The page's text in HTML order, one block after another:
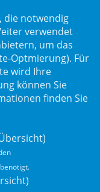
die notwendig
verwendet
um das
Optmierung). Für
wird Ihre
können Sie
finden Sie
)
)